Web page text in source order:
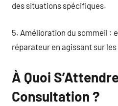
des situations spécifiques.
5. Amélioration du sommeil :
réparateur en agissant sur
À Quoi
Consultation ?